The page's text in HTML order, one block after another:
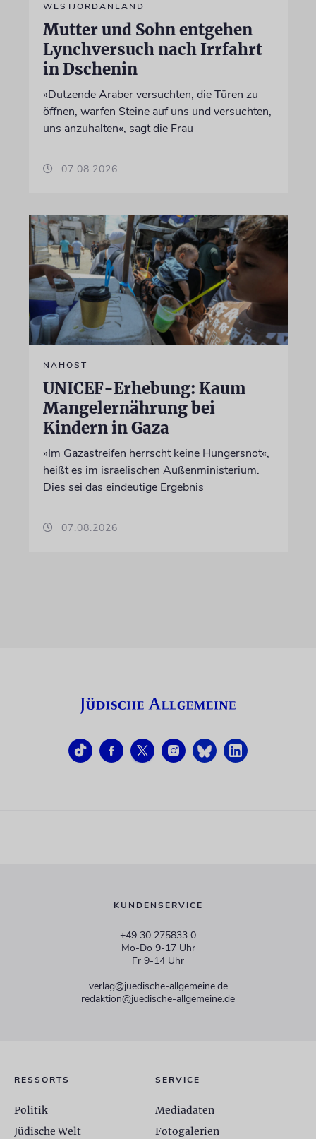
WESTJORDANLAND
Mutter und Sohn entgehen
Lynchversuch nach Irrfahrt
in Dschenin
»Dutzende Araber versuchten, die Türen zu
öffnen, warfen Steine auf uns und versuchten,
uns anzuhalten«, sagt die Frau
07.08.2026
NAHOST
UNICEF-Erhebung: Kaum
Mangelernährung bei
Kindern in Gaza
»Im Gazastreifen herrscht keine Hungersnot«,
heißt es im israelischen Außenministerium.
Dies sei das eindeutige Ergebnis
07.08.2026
KUNDENSERVICE
+49 30 275833 0
Mo-Do 9-17 Uhr
Fr 9-14 Uhr
verlag@juedische-allgemeine.de
redaktion@juedische-allgemeine.de
RESSORTS
Politik
Jüdische Welt
SERVICE
Mediadaten
Fotogalerien